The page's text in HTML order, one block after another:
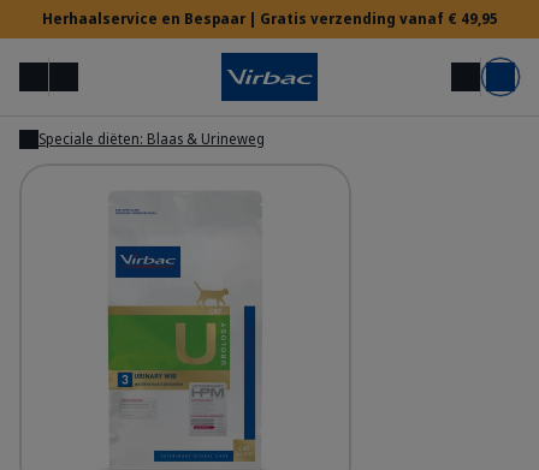
Herhaalservice en Bespaar | Gratis verzending vanaf € 49,95
MenuZoek op Mijn account Mand
Speciale diëten: Blaas & Urineweg
HPM Diet - Cat U3 Urology